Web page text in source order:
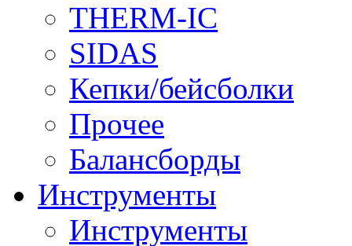
THERM-IC
SIDAS
Кепки/бейсболки
Прочее
Балансборды
Инструменты
Инструменты